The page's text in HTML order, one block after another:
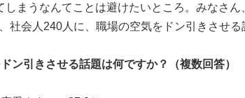
しまうなんてことは避けたいところ。みなさ
社会人240人に、職場の空気をドン引きさせる
ン引きさせる話題は何ですか？（複数回答）